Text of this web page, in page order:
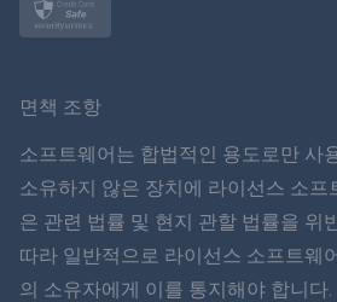
ภาษาไทย
简体中文
Dansk
면책 조항
소프트웨어는 합법적인 용도로만 사
소유하지 않은 장치에 라이선스 소프
은 관련 법률 및 현지 관할 법률을 위
따라 일반적으로 라이선스 소프트웨
의 소유자에게 이를 통지해야 합니다